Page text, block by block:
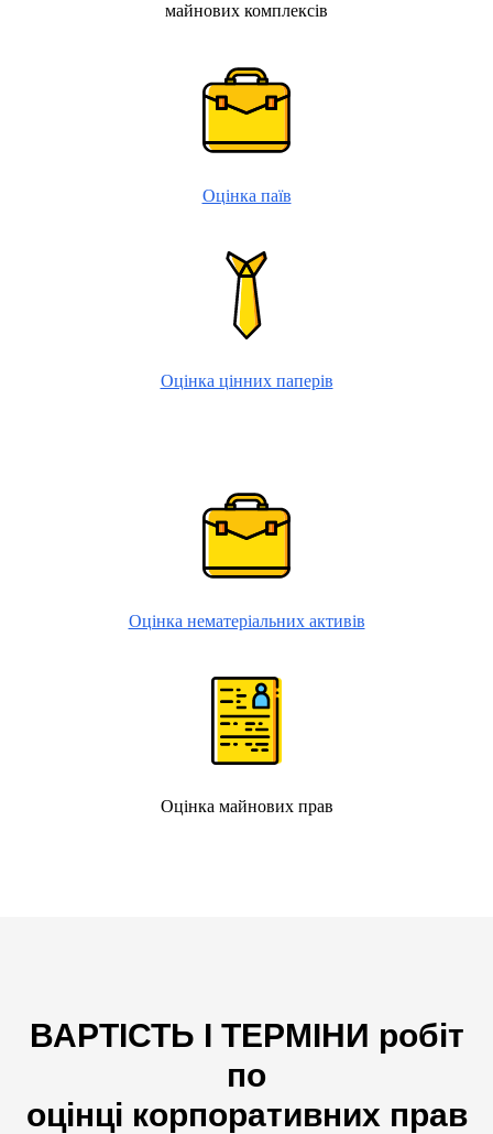
майнових комплексів
Оцінка паїв
Оцінка цінних паперів
Оцінка нематеріальних активів
Оцінка майнових прав
ВАРТІСТЬ І ТЕРМІНИ робіт
по
оцінці корпоративних прав